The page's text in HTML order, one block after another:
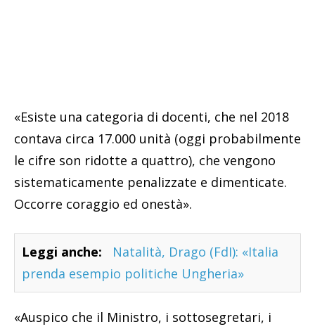
«Esiste una categoria di docenti, che nel 2018
contava circa 17.000 unità (oggi probabilmente
le cifre son ridotte a quattro), che vengono
sistematicamente penalizzate e dimenticate.
Occorre coraggio ed onestà».
Leggi anche:
Natalità, Drago (FdI): «Italia
prenda esempio politiche Ungheria»
«Auspico che il Ministro, i sottosegretari, i